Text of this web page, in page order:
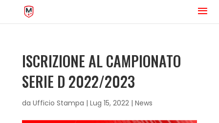
ISCRIZIONE AL CAMPIONATO
SERIE D 2022/2023
da Ufficio Stampa | Lug 15, 2022| News